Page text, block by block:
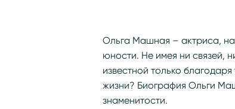
Ольга Машная – актриса,
юности. Не имея ни связей,
известной только
жизни? Биография Ольги
знаменитости.